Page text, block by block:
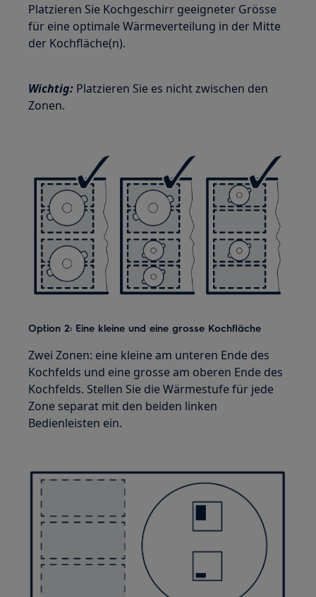
Platzieren Sie Kochgeschirr geeigneter Grösse
für eine optimale Wärmeverteilung in der Mitte
der Kochfläche(n).
Wichtig: Platzieren Sie es nicht zwischen den
Zonen.
Option 2: Eine kleine und eine grosse Kochfläche
Zwei Zonen: eine kleine am unteren Ende des
Kochfelds und eine grosse am oberen Ende des
Kochfelds. Stellen Sie die Wärmestufe für jede
Zone separat mit den beiden linken
Bedienleisten ein.